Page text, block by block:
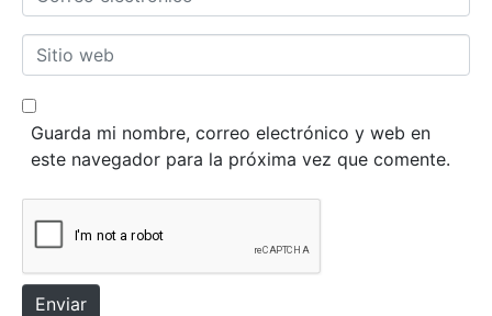
r
o
r
o
e
r
i
t
e
Guarda mi nombre, correo electrónico y web en
este navegador para la próxima vez que comente.
Enviar